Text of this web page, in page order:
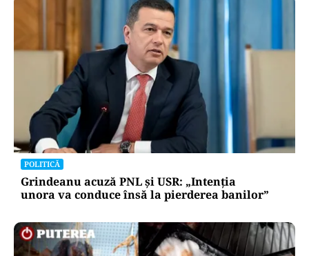
POLITICĂ
Grindeanu acuză PNL și USR: „Intenția
unora va conduce însă la pierderea banilor”